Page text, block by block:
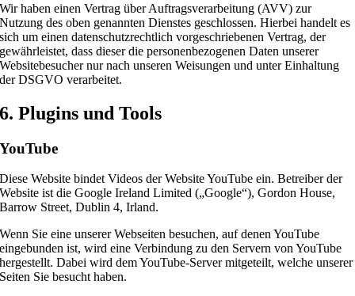
Wir haben einen Vertrag über Auftragsverarbeitung (AVV) zur
Nutzung des oben genannten Dienstes geschlossen. Hierbei handelt es
sich um einen datenschutzrechtlich vorgeschriebenen Vertrag, der
gewährleistet, dass dieser die personenbezogenen Daten unserer
Websitebesucher nur nach unseren Weisungen und unter Einhaltung
der DSGVO verarbeitet.
6. Plugins und Tools
YouTube
Diese Website bindet Videos der Website YouTube ein. Betreiber der
Website ist die Google Ireland Limited („Google“), Gordon House,
Barrow Street, Dublin 4, Irland.
Wenn Sie eine unserer Webseiten besuchen, auf denen YouTube
eingebunden ist, wird eine Verbindung zu den Servern von YouTube
hergestellt. Dabei wird dem YouTube-Server mitgeteilt, welche unserer
Seiten Sie besucht haben.